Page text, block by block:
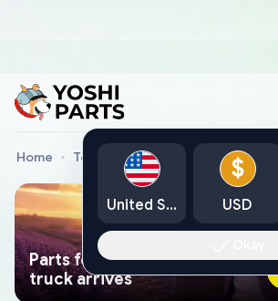
Home Toyota Genuine Parts
Parts found faster than a tow
truck arrives
United States
$
USD